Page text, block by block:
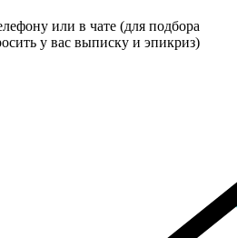
или в чате (для подбора
у вас выписку и эпикриз)